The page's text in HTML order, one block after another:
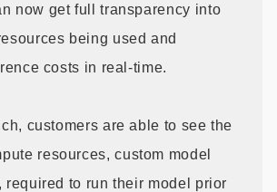
now get full transparency into
being used and
costs in real-time.
customers are able to see the
resources, custom model
required to run their model prior